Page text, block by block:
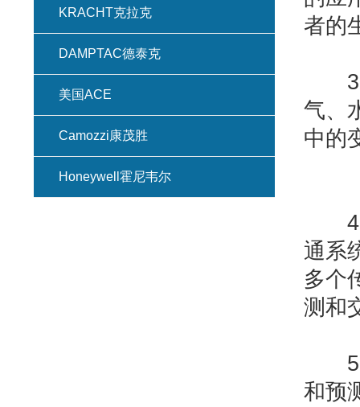
者的
3、
气、
中的
4、
通系
多个
测和
5、
和预
KRACHT克拉克
DAMPTAC德泰克
美国ACE
Camozzi康茂胜
Honeywell霍尼韦尔